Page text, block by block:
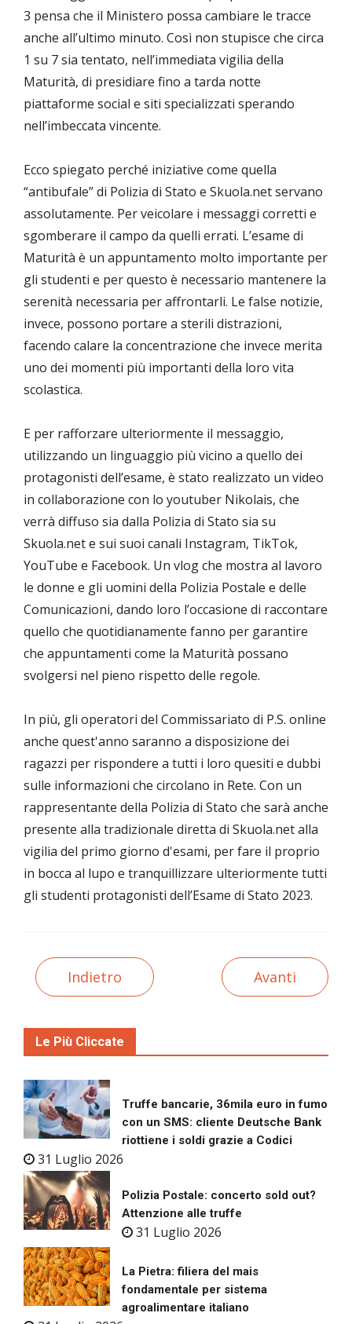
3 pensa che il Ministero possa cambiare le tracce
anche all’ultimo minuto. Così non stupisce che circa
1 su 7 sia tentato, nell’immediata vigilia della
Maturità, di presidiare fino a tarda notte
piattaforme social e siti specializzati sperando
nell’imbeccata vincente.
Ecco spiegato perché iniziative come quella
“antibufale” di Polizia di Stato e Skuola.net servano
assolutamente. Per veicolare i messaggi corretti e
sgomberare il campo da quelli errati. L’esame di
Maturità è un appuntamento molto importante per
gli studenti e per questo è necessario mantenere la
serenità necessaria per affrontarli. Le false notizie,
invece, possono portare a sterili distrazioni,
facendo calare la concentrazione che invece merita
uno dei momenti più importanti della loro vita
scolastica.
E per rafforzare ulteriormente il messaggio,
utilizzando un linguaggio più vicino a quello dei
protagonisti dell’esame, è stato realizzato un video
in collaborazione con lo youtuber Nikolais, che
verrà diffuso sia dalla Polizia di Stato sia su
Skuola.net e sui suoi canali Instagram, TikTok,
YouTube e Facebook. Un vlog che mostra al lavoro
le donne e gli uomini della Polizia Postale e delle
Comunicazioni, dando loro l’occasione di raccontare
quello che quotidianamente fanno per garantire
che appuntamenti come la Maturità possano
svolgersi nel pieno rispetto delle regole.
In più, gli operatori del Commissariato di P.S. online
anche quest'anno saranno a disposizione dei
ragazzi per rispondere a tutti i loro quesiti e dubbi
sulle informazioni che circolano in Rete. Con un
rappresentante della Polizia di Stato che sarà anche
presente alla tradizionale diretta di Skuola.net alla
vigilia del primo giorno d'esami, per fare il proprio
in bocca al lupo e tranquillizzare ulteriormente tutti
gli studenti protagonisti dell’Esame di Stato 2023.
Indietro Avanti
Le Più Cliccate
Truffe bancarie, 36mila euro in fumo
con un SMS: cliente Deutsche Bank
riottiene i soldi grazie a Codici
31 Luglio 2026
Polizia Postale: concerto sold out?
Attenzione alle truffe
31 Luglio 2026
La Pietra: filiera del mais
fondamentale per sistema
agroalimentare italiano